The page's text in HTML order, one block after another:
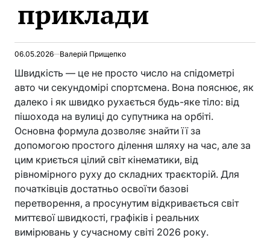
приклади
06.05.2026 Валерій Прищепко
Швидкість — це не просто число на спідометрі
авто чи секундомірі спортсмена. Вона пояснює, як
далеко і як швидко рухається будь-яке тіло: від
пішохода на вулиці до супутника на орбіті.
Основна формула дозволяє знайти її за
допомогою простого ділення шляху на час, але за
цим криється цілий світ кінематики, від
рівномірного руху до складних траєкторій. Для
початківців достатньо освоїти базові
перетворення, а просунутим відкривається світ
миттєвої швидкості, графіків і реальних
вимірювань у сучасному світі 2026 року.